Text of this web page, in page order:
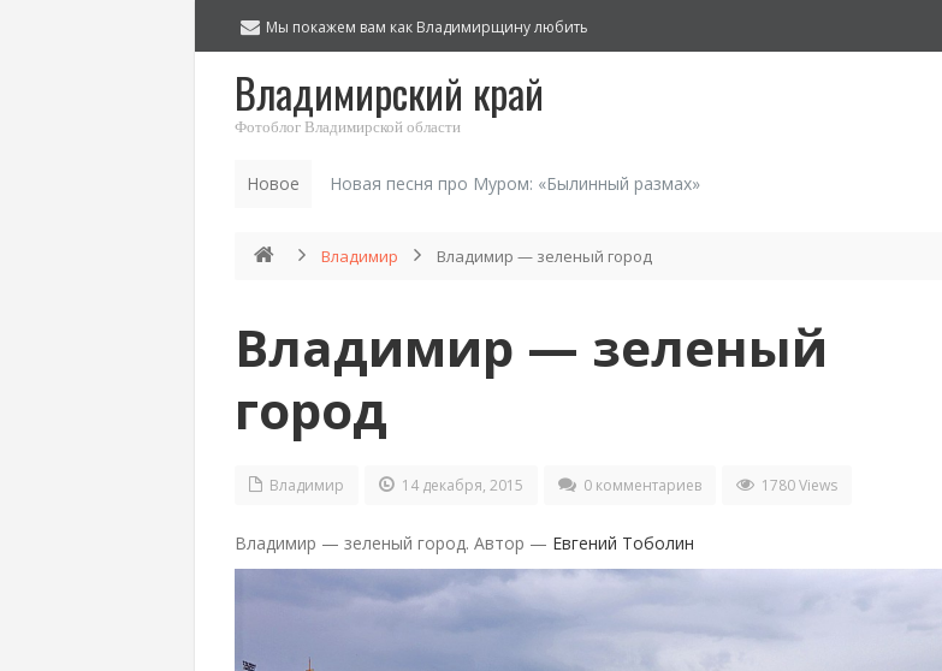
Мы покажем вам как Владимирщину любить
Владимирский край
Фотоблог Владимирской области
Новое Новая песня про Муром: «Былинный размах»
Владимир Владимир — зеленый город
Владимир — зеленый
город
Владимир 14 декабря, 2015 0 комментариев 1780 Views
Владимир — зеленый город. Автор — Евгений Тоболин